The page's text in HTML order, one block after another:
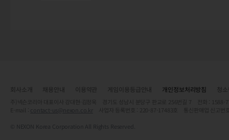
개인정보처리방침
contact-us@nexon.co.kr
© NEXON Korea Corporation All Rights Reserved.